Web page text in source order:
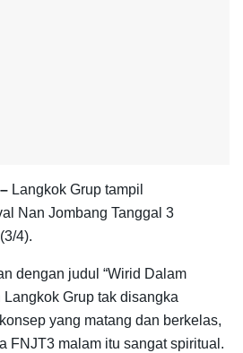
Langkok Grup tampil
Nan Jombang Tanggal 3
4).
dengan judul “Wirid Dalam
Langkok Grup tak disangka
yang matang dan berkelas,
FNJT3 malam itu sangat spiritual.